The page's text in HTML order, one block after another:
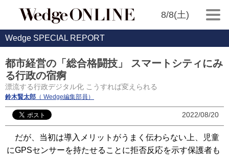
8/8(土)
Wedge SPECIAL REPORT
都市経営の「総合格闘技」 スマートシティにみ
る行政の宿痾
漂流する行政デジタル化 こうすれば変えられる
鈴木賢太郎 （ Wedge編集部員）
2022/08/20
だが、当初は導入メリットがうまく伝わらない上、児童
にGPSセンサーを持たせることに拒否反応を示す保護者も